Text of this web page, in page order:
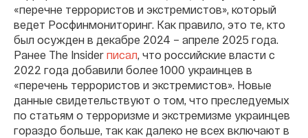
«перечне террористов и экстремистов», который
ведет Росфинмониторинг. Как правило, это те, кто
был осужден в декабре 2024 – апреле 2025 года.
Ранее The Insider писал, что российские власти с
2022 года добавили более 1000 украинцев в
«перечень террористов и экстремистов». Новые
данные свидетельствуют о том, что преследуемых
по статьям о терроризме и экстремизме украинцев
гораздо больше, так как далеко не всех включают в